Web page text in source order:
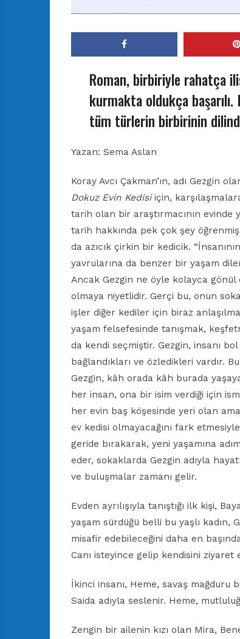
Roman, birbiriyle rahatça
kurmakta oldukça
tüm türlerin birbirinin
Yazan: Sema Aslan
Koray Avcı Çakman’ın, adı Gezgin
Dokuz Evin Kedisiiçin,
tarih olan bir araştırmacının evinde
tarih hakkında pek çok şey
da azıcık çirkin bir kedicik.
yavrularına da benzer bir yaşam
Ancak Gezgin ne öyle kolayca
olmaya niyetlidir. Gerçi bu, onun
işler diğer kediler için biraz
yaşam felsefesinde tanışmak,
da kendi seçmiştir. Gezgin, insanı
bağlandıkları ve özledikleri vardır.
Gezgin, kâh orada kâh burada
her insan, ona bir isim verdiği için
her evin baş köşesinde yeri olan
ev kedisi olmayacağını fark
geride bırakarak, yeni yaşamına
eder, sokaklarda Gezgin adıyla
ve buluşmalar zamanı gelir.
Evden ayrılışıyla tanıştığı ilk kişi,
yaşam sürdüğü belli bu yaşlı kadın,
misafir edebileceğini daha en
Canı isteyince gelip kendisini ziyaret
İkinci insanı, Heme, savaş mağduru
Saida adıyla seslenir. Heme,
Zengin bir ailenin kızı olan Mira,